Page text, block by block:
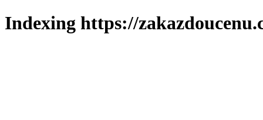
Indexing https://